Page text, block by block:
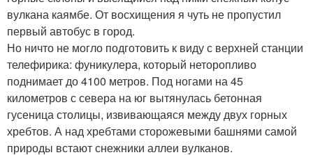
вулкана каямбе. От восхищения я чуть не пропустил
первый автобус в город.
Но ничто не могло подготовить к виду с верхней станции
телефирика: фуникулера, который неторопливо
поднимает до 4100 метров. Под ногами на 45
километров с севера на юг вытянулась бетонная
гусеница столицы, извивающаяся между двух горных
хребтов. А над хребтами сторожевыми башнями самой
природы встают снежники аллеи вулканов.